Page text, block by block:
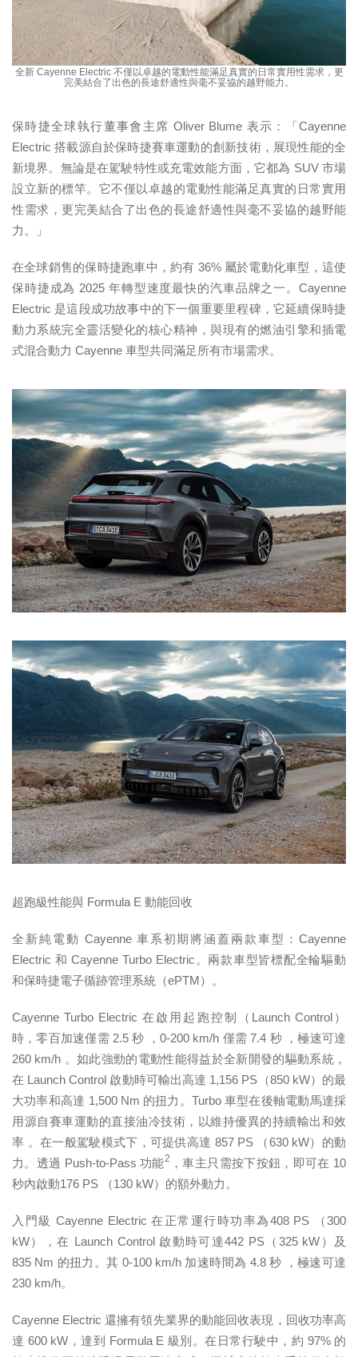
全新 Cayenne Electric 不僅以卓越的電動性能滿足真實的日常實用性需求，更
完美結合了出色的長途舒適性與毫不妥協的越野能力。
保時捷全球執行董事會主席 Oliver Blume 表示：「Cayenne
Electric 搭載源自於保時捷賽車運動的創新技術，展現性能的全
新境界。無論是在駕駛特性或充電效能方面，它都為 SUV 市場
設立新的標竿。它不僅以卓越的電動性能滿足真實的日常實用
性需求，更完美結合了出色的長途舒適性與毫不妥協的越野能
力。」
在全球銷售的保時捷跑車中，約有 36% 屬於電動化車型，這使
保時捷成為 2025 年轉型速度最快的汽車品牌之一。Cayenne
Electric 是這段成功故事中的下一個重要里程碑，它延續保時捷
動力系統完全靈活變化的核心精神，與現有的燃油引擎和插電
式混合動力 Cayenne 車型共同滿足所有市場需求。
超跑級性能與 Formula E 動能回收
全新純電動 Cayenne 車系初期將涵蓋兩款車型：Cayenne
Electric 和 Cayenne Turbo Electric。兩款車型皆標配全輪驅動
和保時捷電子循跡管理系統（ePTM）。
Cayenne Turbo Electric 在啟用起跑控制（Launch Control）
時，零百加速僅需 2.5 秒 ，0-200 km/h 僅需 7.4 秒 ，極速可達
260 km/h 。如此強勁的電動性能得益於全新開發的驅動系統，
在 Launch Control 啟動時可輸出高達 1,156 PS（850 kW）的最
大功率和高達 1,500 Nm 的扭力。Turbo 車型在後軸電動馬達採
用源自賽車運動的直接油冷技術，以維持優異的持續輸出和效
率 。在一般駕駛模式下，可提供高達 857 PS （630 kW）的動
力。透過 Push-to-Pass 功能2 ，車主只需按下按鈕，即可在 10
秒內啟動176 PS （130 kW）的額外動力。
入門級 Cayenne Electric 在正常運行時功率為408 PS （300
kW），在 Launch Control 啟動時可達442 PS（325 kW）及
835 Nm 的扭力。其 0-100 km/h 加速時間為 4.8 秒 ，極速可達
230 km/h。
Cayenne Electric 還擁有領先業界的動能回收表現，回收功率高
達 600 kW，達到 Formula E 級別。在日常行駛中，約 97% 的